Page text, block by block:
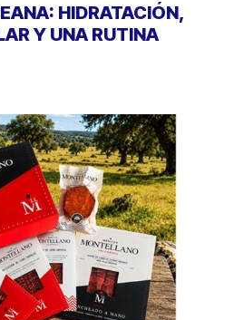
HIDRATACIÓN,
Y UNA RUTINA